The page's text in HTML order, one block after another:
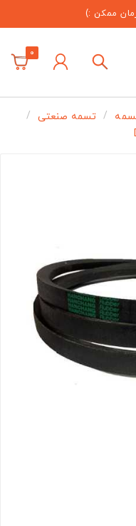
ممکن :)
0
تسمه صنعتی